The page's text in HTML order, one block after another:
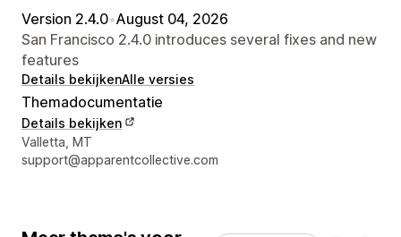
Version 2.4.0•August 04, 2026
San Francisco 2.4.0 introduces several fixes and new
features
Details bekijkenAlle versies
Themadocumentatie
Details bekijken
Contactgegevens ontwerper
Valletta, MT
support@apparentcollective.com